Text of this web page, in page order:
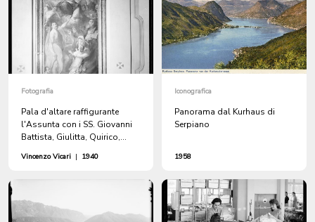
Fotografia
Pala d'altare raffigurante
l'Assunta con i SS. Giovanni
Battista, Giulitta, Quirico,
Fontana nella chiesa dei SS.
Vincenzo Vicari | 1940
Iconografica
Panorama dal Kurhaus di
Serpiano
1958